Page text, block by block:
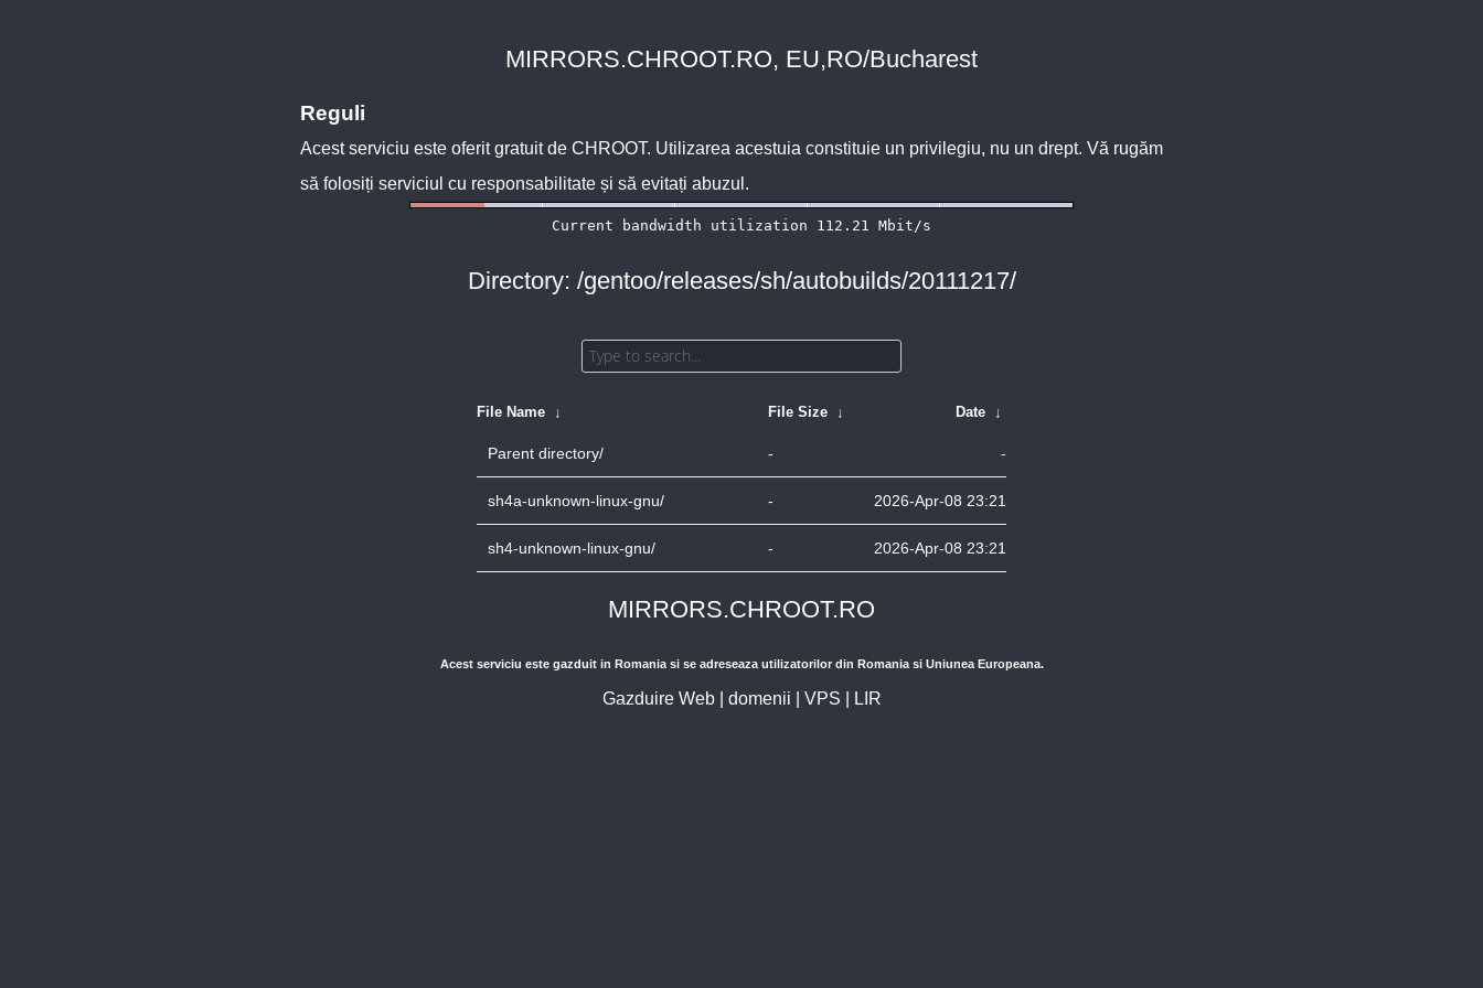
MIRRORS.CHROOT.RO, EU,RO/Bucharest
Reguli
Acest serviciu este oferit gratuit de CHROOT. Utilizarea acestuia constituie un privilegiu, nu un drept. Vă rugăm
să folosiți serviciul cu responsabilitate și să evitați abuzul.
Directory: /gentoo/releases/sh/autobuilds/20111217/
File Name ↓ File Size ↓ Date ↓
Parent directory/ - -
sh4a-unknown-linux-gnu/ - 2026-Apr-08 23:21
sh4-unknown-linux-gnu/ - 2026-Apr-08 23:21
MIRRORS.CHROOT.RO
Acest serviciu este gazduit in Romania si se adreseaza utilizatorilor din Romania si Uniunea Europeana.
Gazduire Web| domenii VPS LIR